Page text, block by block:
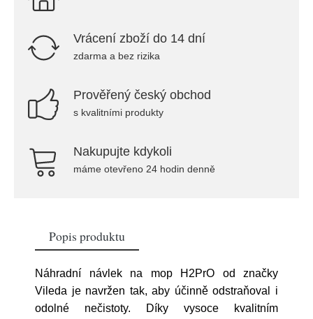
Vrácení zboží do 14 dní
zdarma a bez rizika
Prověřený český obchod
s kvalitními produkty
Nakupujte kdykoli
máme otevřeno 24 hodin denně
Popis produktu
Náhradní návlek na mop H2PrO od značky
Vileda je navržen tak, aby účinně odstraňoval i
odolné nečistoty. Díky vysoce kvalitním